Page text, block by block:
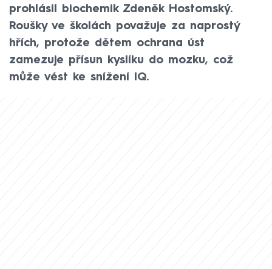
prohlásil biochemik Zdeněk Hostomský.
Roušky ve školách považuje za naprostý
hřích, protože dětem ochrana úst
zamezuje přísun kyslíku do mozku, což
může vést ke snížení IQ.